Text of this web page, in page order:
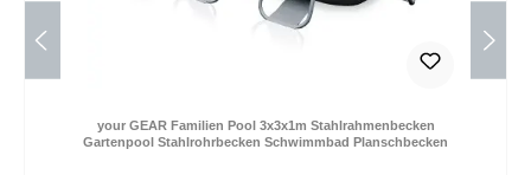
your GEAR Familien Pool 3x3x1m Stahlrahmenbecken
Gartenpool Stahlrohrbecken Schwimmbad Planschbecken